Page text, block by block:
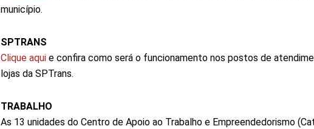
município.
SPTRANS
Clique aquie confira como será o funcionamento nos postos de
lojas da SPTrans.
TRABALHO
As 13 unidades do Centro de Apoio ao Trabalho e Empreendedorismo